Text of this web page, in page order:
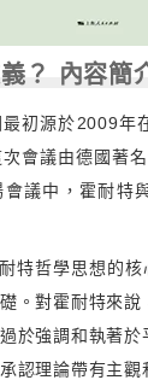
？ 內容簡
初源於2009年
會議由德國著
議中，霍耐特
特哲學思想的核
。對霍耐特來
於強調和執著於
認理論帶有主觀